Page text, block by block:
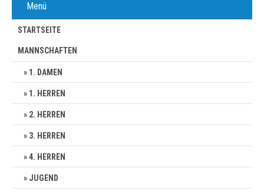
Menü
STARTSEITE
MANNSCHAFTEN
1. DAMEN
1. HERREN
2. HERREN
3. HERREN
4. HERREN
JUGEND